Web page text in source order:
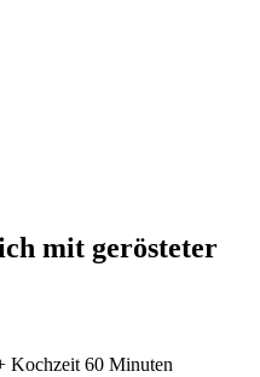
mit gerösteter
Kochzeit 60 Minuten